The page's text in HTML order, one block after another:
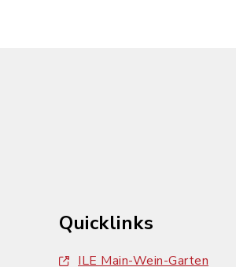
Quicklinks
ILE Main-Wein-Garten